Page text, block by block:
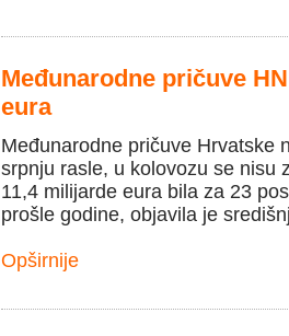
Međunarodne pričuve
eura
Međunarodne pričuve Hrvatske
srpnju rasle, u kolovozu se nisu
11,4 milijarde eura bila za 23
prošle godine, objavila je
Opširnije